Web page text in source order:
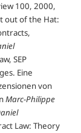
100, 2000,
out of the Hat:
SEP
Eine
von
Marc-Philippe
Law: Theory